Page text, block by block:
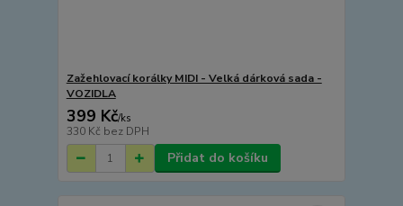
Zažehlovací korálky MIDI - Velká dárková sada -
VOZIDLA
399 Kč/ks
330 Kč bez DPH
Přidat do košíku